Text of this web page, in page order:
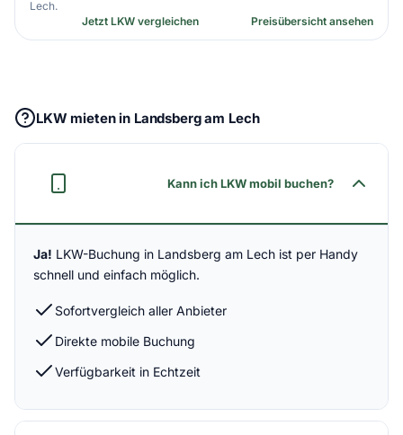
Lech.
Jetzt LKW vergleichen
Preisübersicht ansehen
LKW mieten in Landsberg am Lech
Kann ich LKW mobil buchen?
Ja! LKW-Buchung in Landsberg am Lech ist per Handy
schnell und einfach möglich.
Sofortvergleich aller Anbieter
Direkte mobile Buchung
Verfügbarkeit in Echtzeit